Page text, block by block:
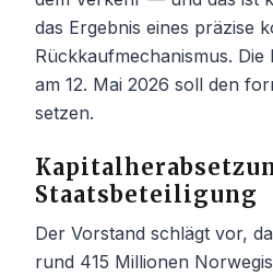
das Ergebnis eines präzise
Rückkaufmechanismus.
am 12. Mai 2026 soll den
setzen.
Staatsbeteiligung
Der Vorstand schlägt vor,
rund 415 Millionen